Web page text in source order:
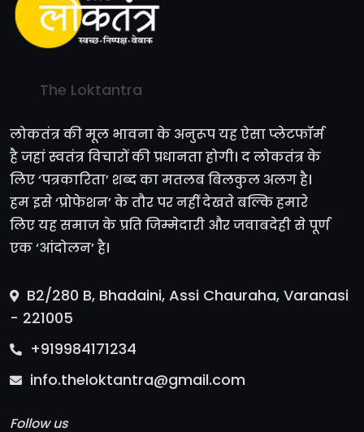
The Loktantra
लोकतंत्र की मूल भावना के अनुरूप यह ऐसा प्लेटफॉर्म
है जहां स्वतंत्र विचारों की प्रधानता होगी। द लोकतंत्र के
लिए ‘पत्रकारिता’ शब्द का मतलब बिलकुल अलग है।
हम इसे ‘प्रोफेशन’ के तौर पर नहीं देखते बल्कि हमारे
लिए यह समाज के प्रति जिम्मेदारी और जवाबदेही से पूर्ण
एक ‘आंदोलन’ है।
B2/280 B, Bhadaini, Assi Chauraha, Varanasi
- 221005
+919984171234
info.theloktantra@gmail.com
Follow us